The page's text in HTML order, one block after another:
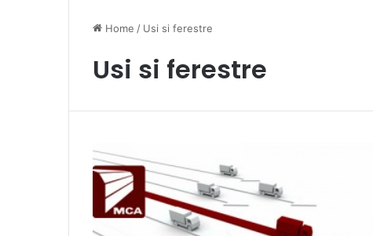
Home / Usi si ferestre
Usi si ferestre